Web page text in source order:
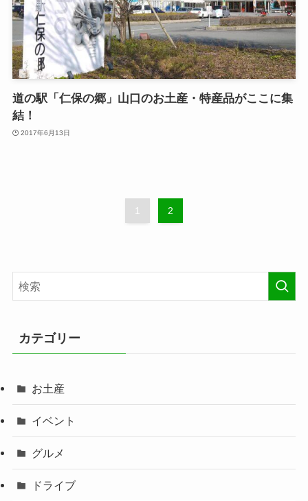
道の駅「仁保の郷」山口のお土産・特産品がここに集
結！
2017年6月13日
1 2
カテゴリー
お土産
イベント
グルメ
ドライブ